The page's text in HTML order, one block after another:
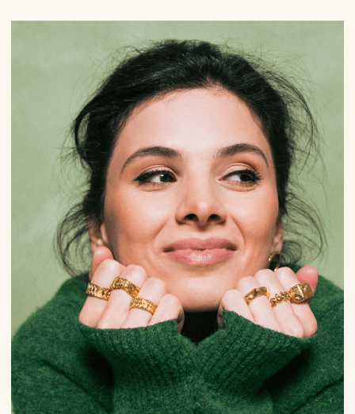
Представлено в: